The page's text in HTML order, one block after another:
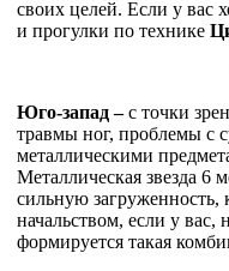
своих целей. Если у вас
и прогулки по технике
Юго-запад–с точки
травмы ног, проблемы с
металлическими
Металлическая звезда
сильную
начальством, если у вас,
формируется такая